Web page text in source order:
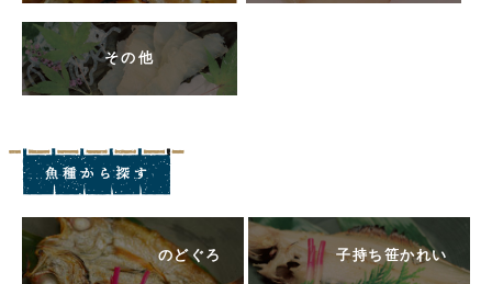
その他
のどぐろ 子持ち笹かれい